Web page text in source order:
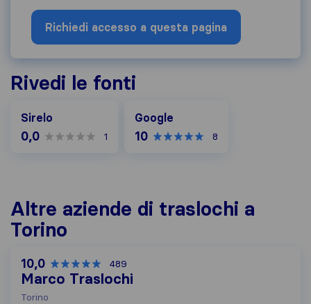
Richiedi accesso a questa pagina
Rivedi le fonti
Sirelo
0,0 1
Google
10 8
Altre aziende di traslochi a
Torino
10,0 489
Marco Traslochi
Torino